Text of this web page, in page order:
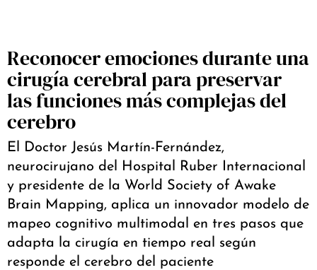
Reconocer emociones durante una
cirugía cerebral para preservar
las funciones más complejas del
cerebro
El Doctor Jesús Martín-Fernández,
neurocirujano del Hospital Ruber Internacional
y presidente de la World Society of Awake
Brain Mapping, aplica un innovador modelo de
mapeo cognitivo multimodal en tres pasos que
adapta la cirugía en tiempo real según
responde el cerebro del paciente